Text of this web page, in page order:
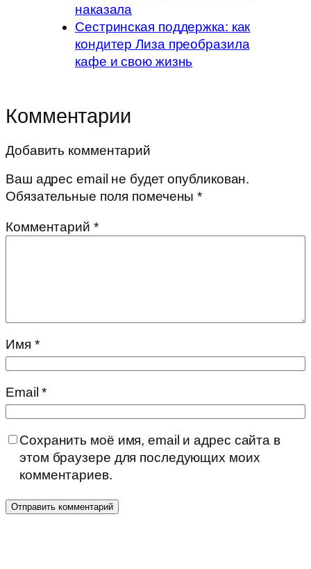
наказала
Сестринская поддержка: как
кондитер Лиза преобразила
кафе и свою жизнь
Комментарии
Добавить комментарий
Ваш адрес email не будет опубликован.
Обязательные поля помечены*
Комментарий *
Имя *
Email*
Сохранить моё имя, email и адрес сайта в
этом браузере для последующих моих
комментариев.